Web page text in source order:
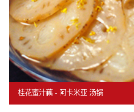
桂花蜜汁藕 - 阿卡米亚 汤锅